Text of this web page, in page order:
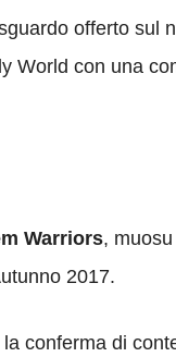
offerto sul
World con una
Warriors,
2017.
la conferma di